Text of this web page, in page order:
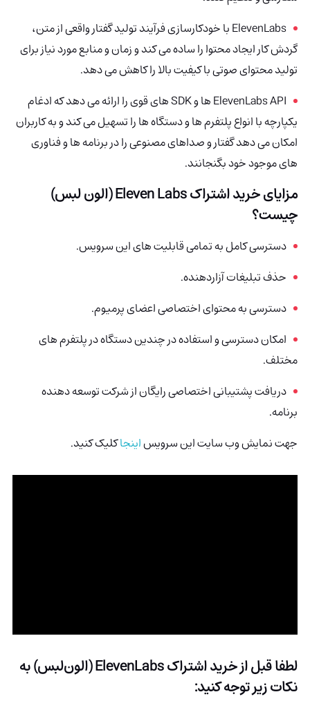
ElevenLabsبا خودکارسازی فرآیند تولید گفتار واقعی از متن،
گردش کار ایجاد محتوا را ساده می کند و زمان و منابع مورد نیاز برای
تولید محتوای صوتی با کیفیت بالا را کاهش می دهد.
ElevenLabs API ها و SDK های قوی را ارائه می دهد که ادغام
یکپارچه با انواع پلتفرم ها و دستگاه ها را تسهیل می کند و به کاربران
امکان می دهد گفتار و صداهای مصنوعی را در برنامه ها و فناوری
های موجود خود بگنجانند.
مزایای خرید اشتراک Eleven Labs (الون لبس)
چیست؟
دسترسی کامل به تمامی قابلیت های این سرویس.
حذف تبلیغات آزاردهنده.
دسترسی به محتوای اختصاصی اعضای پرمیوم.
امکان دسترسی و استفاده در چندین دستگاه در پلتفرم های
مختلف.
دریافت پشتیبانی اختصاصی رایگان از شرکت توسعه دهنده
برنامه.
جهت نمایش وب سایت این سرویساینجاکلیک کنید.
لطفا قبل از خرید اشتراک ElevenLabs (الون‌لبس) به
نکات زیر توجه کنید: